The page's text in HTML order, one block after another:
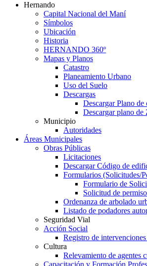
Hernando
Capital Nacional del Maní
Símbolos
Ubicación
Historia
HERNANDO 360º
Mapas y Planos
Catastro
Planeamiento Urbano
Uso del Suelo
Descargas
Descargar Plano de
Descargar plano
Municipio
Autoridades
Áreas Municipales
Obras Públicas
Licitaciones
Descargar Código de
Formularios (Solicitudes/
Formulario de
Solicitud de
Ordenanza de arbolado
Listado de podadores
Seguridad Vial
Acción Social
Registro de
Cultura
Relevamiento de agentes
Capacitación y Formación